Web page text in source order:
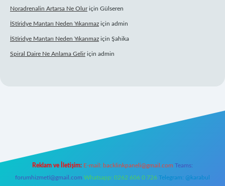
Noradrenalin Artarsa Ne Oluriçin Gülseren
İStiridye Mantarı Neden Yıkanmaz için admin
İStiridye Mantarı Neden Yıkanmaz için Şahika
Spiral Daire Ne Anlama Geliriçin admin
Reklam ve İletişim: E-mail: backlinkpaneli@gmail.com Teams:
forumhizmeti@gmail.com Whatsapp: 0262 606 0 726 Telegram: @karabul